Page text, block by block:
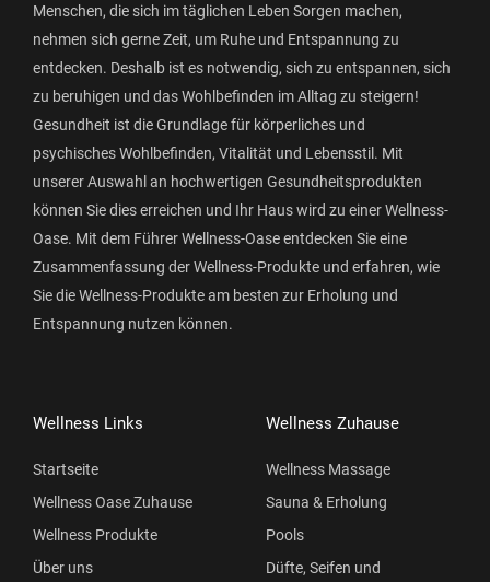
Menschen, die sich im täglichen Leben Sorgen machen,
nehmen sich gerne Zeit, um Ruhe und Entspannung zu
entdecken. Deshalb ist es notwendig, sich zu entspannen, sich
zu beruhigen und das Wohlbefinden im Alltag zu steigern!
Gesundheit ist die Grundlage für körperliches und
psychisches Wohlbefinden, Vitalität und Lebensstil. Mit
unserer Auswahl an hochwertigen Gesundheitsprodukten
können Sie dies erreichen und Ihr Haus wird zu einer Wellness-
Oase. Mit dem Führer Wellness-Oase entdecken Sie eine
Zusammenfassung der Wellness-Produkte und erfahren, wie
Sie die Wellness-Produkte am besten zur Erholung und
Entspannung nutzen können.
Wellness Links
Startseite
Wellness Oase Zuhause
Wellness Produkte
Über uns
Wellness Zuhause
Wellness Massage
Sauna & Erholung
Pools
Düfte, Seifen und